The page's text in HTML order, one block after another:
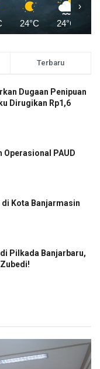
24°C 24°C
›
Terbaru
Dugaan Penipuan
Dirugikan Rp1,6
Operasional PAUD
Kota Banjarmasin
Pilkada Banjarbaru,